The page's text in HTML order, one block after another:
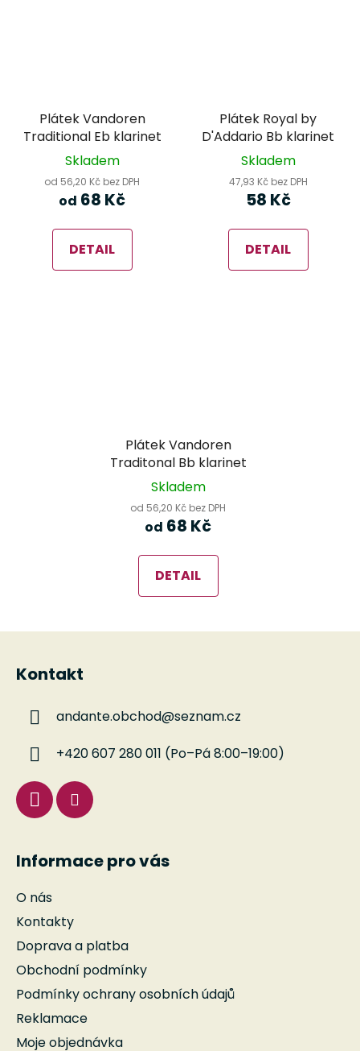
Plátek Vandoren
Traditional Eb klarinet
Skladem
od 56,20 Kč bez DPH
od 68 Kč
DETAIL
Plátek Royal by
D'Addario Bb klarinet
Skladem
47,93 Kč bez DPH
58 Kč
DETAIL
Plátek Vandoren
Traditonal Bb klarinet
Skladem
od 56,20 Kč bez DPH
od 68 Kč
DETAIL
Z
Kontakt
andante.obchod@seznam.cz
+420 607 280 011 (Po–Pá 8:00–19:00)
Informace pro vás
O nás
Kontakty
Doprava a platba
Obchodní podmínky
Podmínky ochrany osobních údajů
Reklamace
Moje objednávka